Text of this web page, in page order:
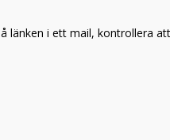
länken i ett mail, kontrollera